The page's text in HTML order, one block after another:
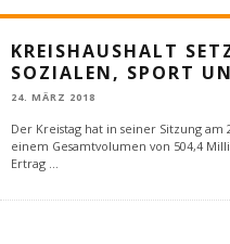
KREISHAUSHALT
SOZIALEN, SPORT
24. MÄRZ 2018
Der Kreistag hat in seiner Sitzung am
einem Gesamtvolumen von 504,4
Ertrag ...